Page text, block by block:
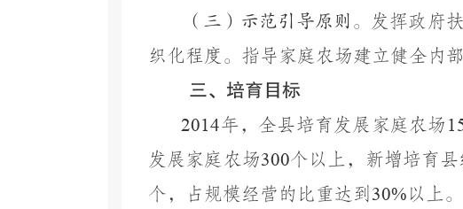
（三）示范引导原则。
发挥政府
织化程度。指导家庭农场建立健全内
三、培育目标
2014年，全县培育发展家庭农场
发展家庭农场300个以上，新增培育
个，占规模经营的比重达到 30% 以上。